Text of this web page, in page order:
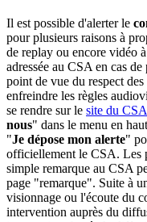
Il est possible d'alerter le
pour plusieurs raisons à
de replay ou encore vidéo
adressée au CSA en cas
point de vue du respect
enfreindre les règles
se rendre sur le site du CSA
nous" dans le menu en
"Je dépose mon alerte"
officiellement le CSA. Les
simple remarque au CSA
page "remarque". Suite à
visionnage ou l'écoute du
intervention auprès du